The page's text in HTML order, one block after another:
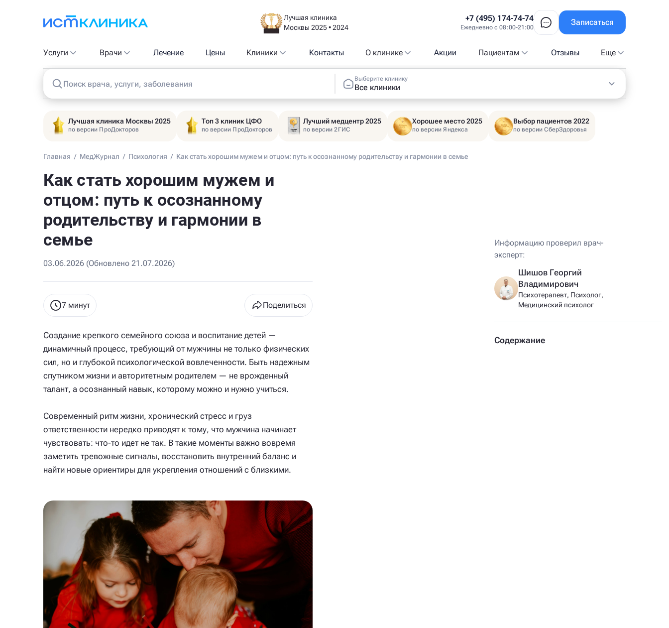
Лучшая клиника
Москвы 2025 • 2024
+7 (495) 174-74-74
Ежедневно с 08:00-21:00
Записаться
Услуги Врачи Лечение Цены Клиники Контакты О клинике Акции Пациентам Отзывы Еще
Поиск врача, услуги, заболевания
Выберите клинику
Все клиники
Лучшая клиника Москвы 2025
по версии ПроДокторов
Топ 3 клиник ЦФО
по версии ПроДокторов
Лучший медцентр 2025
по версии 2ГИС
Хорошее место 2025
по версии Яндекса
Выбор пациентов 2022
по версии СберЗдоровья
Главная / МедЖурнал / Психология / Как стать хорошим мужем и отцом: путь к осознанному родительству и гармонии в семье
Как стать хорошим мужем и
отцом: путь к осознанному
родительству и гармонии в
семье
03.06.2026 (Обновлено 21.07.2026)
7 минут Поделиться
Создание крепкого семейного союза и воспитание детей —
динамичный процесс, требующий от мужчины не только физических
сил, но и глубокой психологической вовлеченности. Быть надежным
спутником жизни и авторитетным родителем — не врожденный
талант, а осознанный навык, которому можно и нужно учиться.
Современный ритм жизни, хронический стресс и груз
ответственности нередко приводят к тому, что мужчина начинает
чувствовать: что-то идет не так. В такие моменты важно вовремя
заметить тревожные сигналы, восстановить внутренний баланс и
найти новые ориентиры для укрепления отношений с близкими.
Информацию проверил врач-
эксперт:
Шишов Георгий
Владимирович
Психотерапевт, Психолог,
Медицинский психолог
Содержание